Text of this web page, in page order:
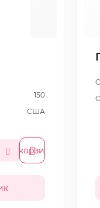
150
США
В корзину